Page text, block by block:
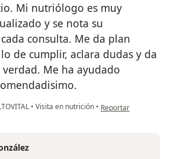
Mi nutriólogo es muy
y se nota su
consulta. Me da plan
de cumplir, aclara dudas y da
Me ha ayudado
• Visita en nutrición • en opinión del usuario
Reportar